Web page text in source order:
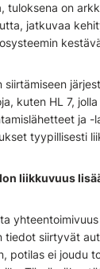
tuloksena on
, jatkuvaa
kuten HL 7,
ja -
tyypillisesti
liikkuvuus
tiedot siirtyvät
potilas ei joudu